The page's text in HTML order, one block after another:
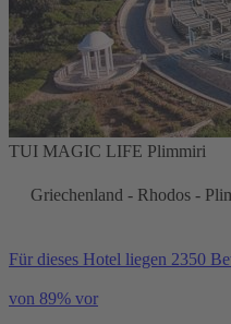
TUI MAGIC LIFE Plimmiri
Griechenland - Rhodos -
Für dieses Hotel liegen 2350
von 89% vor